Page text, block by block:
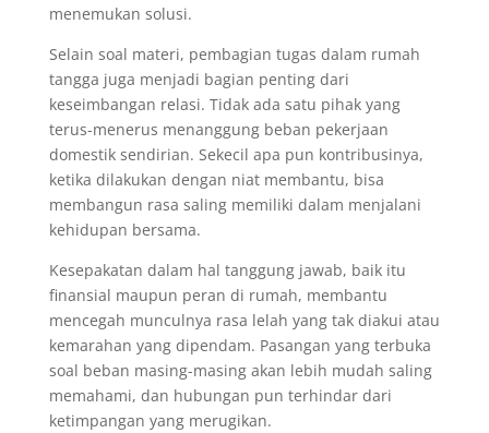
menemukan solusi.
Selain soal materi, pembagian tugas dalam rumah
tangga juga menjadi bagian penting dari
keseimbangan relasi. Tidak ada satu pihak yang
terus-menerus menanggung beban pekerjaan
domestik sendirian. Sekecil apa pun kontribusinya,
ketika dilakukan dengan niat membantu, bisa
membangun rasa saling memiliki dalam menjalani
kehidupan bersama.
Kesepakatan dalam hal tanggung jawab, baik itu
finansial maupun peran di rumah, membantu
mencegah munculnya rasa lelah yang tak diakui atau
kemarahan yang dipendam. Pasangan yang terbuka
soal beban masing-masing akan lebih mudah saling
memahami, dan hubungan pun terhindar dari
ketimpangan yang merugikan.